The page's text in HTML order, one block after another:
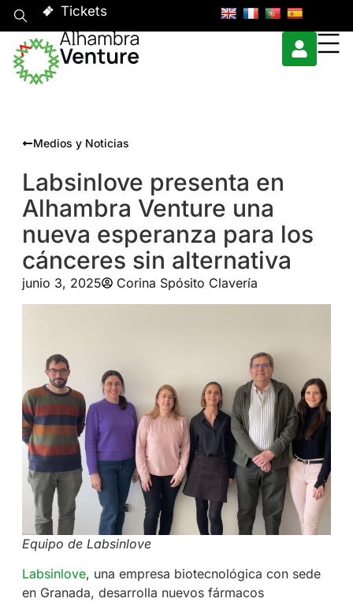
Tickets
Medios y Noticias
Labsinlove presenta en
Alhambra Venture una
nueva esperanza para los
cánceres sin alternativa
junio 3, 2025 Corina Spósito Clavería
Equipo de Labsinlove
Labsinlove, una empresa biotecnológica con sede
en Granada, desarrolla nuevos fármacos